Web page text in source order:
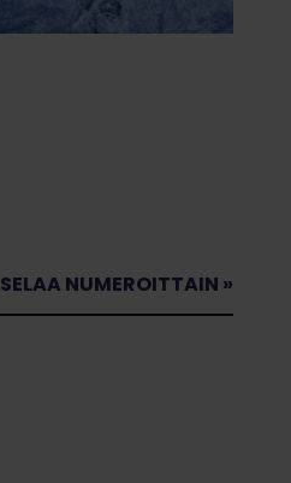
SELAA NUMEROITTAIN »